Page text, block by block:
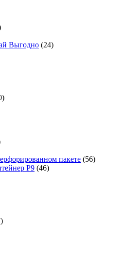
Выгодно (24)
пакете (56)
Р9 (46)